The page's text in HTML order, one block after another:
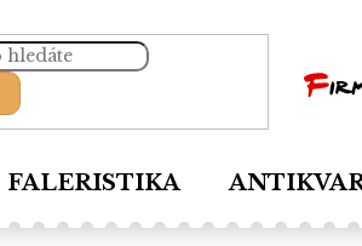
FALERISTIKA